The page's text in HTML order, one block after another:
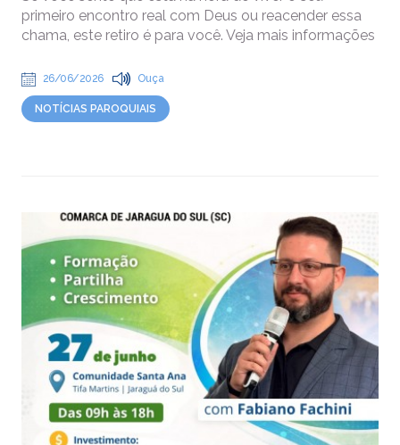
primeiro encontro real com Deus ou reacender essa
chama, este retiro é para você. Veja mais informações
26/06/2026 Ouça
NOTÍCIAS PAROQUIAIS